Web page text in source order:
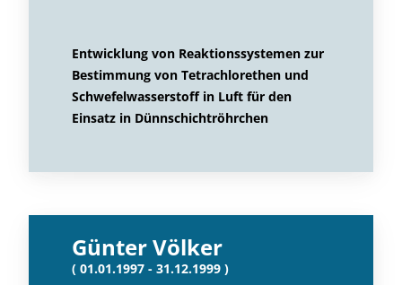
Entwicklung von Reaktionssystemen zur
Bestimmung von Tetrachlorethen und
Schwefelwasserstoff in Luft für den
Einsatz in Dünnschichtröhrchen
Günter Völker
( 01.01.1997 - 31.12.1999 )